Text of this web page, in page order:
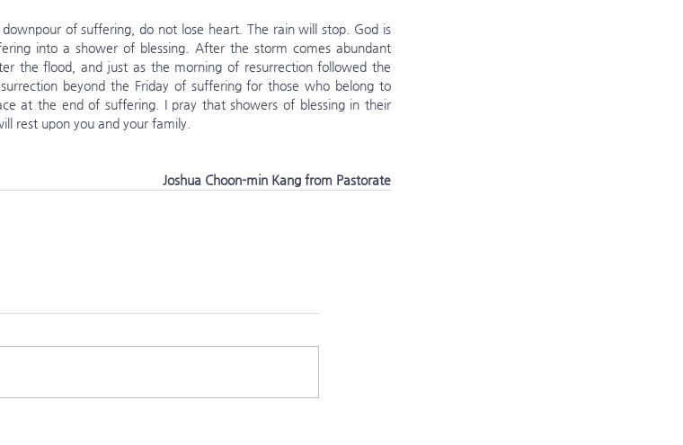
into a shower of blessing. After the storm comes abundant
the flood, and just as the morning of resurrection followed the
beyond the Friday of suffering for those who belong to
at the end of suffering. I pray that showers of blessing in their
rest upon you and your family.
Joshua Choon-min Kang from Pastorate